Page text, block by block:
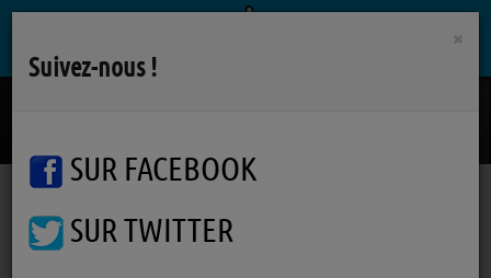
Podcasts Furie de Temps
×
Suivez-nous !
SUR FACEBOOK
SUR TWITTER